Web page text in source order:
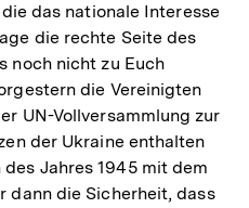
das nationale Interesse
die rechte Seite des
noch nicht zu Euch
die Vereinigten
UN-Vollversammlung zur
der Ukraine enthalten
Jahres 1945 mit dem
dann die Sicherheit, dass